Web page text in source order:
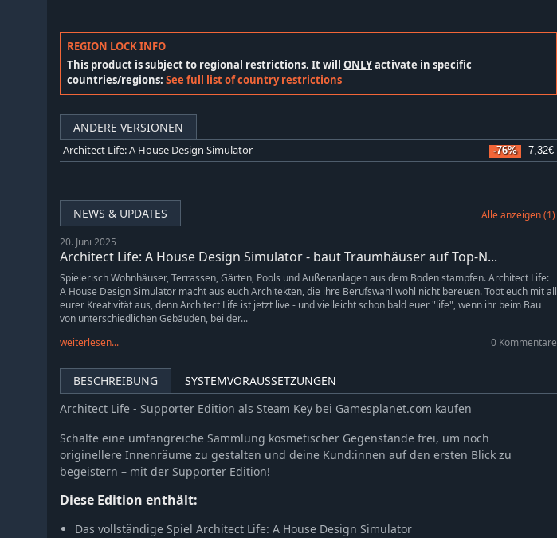
REGION LOCK INFO
This product is subject to regional restrictions. It will ONLYactivate in specific
countries/regions: See full list of country restrictions
ANDERE VERSIONEN
Architect Life: A House Design Simulator -76% 7,32€
NEWS & UPDATES Alle anzeigen (1)
20. Juni 2025
Architect Life: A House Design Simulator - baut Traumhäuser auf Top-N...
Spielerisch Wohnhäuser, Terrassen, Gärten, Pools und Außenanlagen aus dem Boden stampfen. Architect Life:
A House Design Simulator macht aus euch Architekten, die ihre Berufswahl wohl nicht bereuen. Tobt euch mit all
eurer Kreativität aus, denn Architect Life ist jetzt live - und vielleicht schon bald euer "life", wenn ihr beim Bau
von unterschiedlichen Gebäuden, bei der...
weiterlesen...
0 Kommentare
BESCHREIBUNG
SYSTEMVORAUSSETZUNGEN
Architect Life - Supporter Edition als Steam Key bei Gamesplanet.com kaufen
Schalte eine umfangreiche Sammlung kosmetischer Gegenstände frei, um noch
originellere Innenräume zu gestalten und deine Kund:innen auf den ersten Blick zu
begeistern – mit der Supporter Edition!
Diese Edition enthält:
Das vollständige Spiel Architect Life: A House Design Simulator